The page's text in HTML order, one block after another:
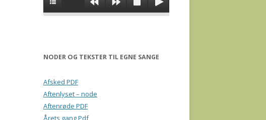
NODER OG TEKSTER TIL EGNE SANGE
Afsked PDF
Aftenlyset – node
Aftenrøde PDF
Årets gang Pdf